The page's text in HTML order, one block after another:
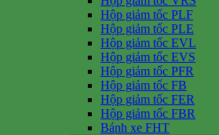
Hộp giảm tốc PLF
Hộp giảm tốc PLE
Hộp giảm tốc EVL
Hộp giảm tốc EVS
Hộp giảm tốc PFR
Hộp giảm tốc FB
Hộp giảm tốc FER
Hộp giảm tốc FBR
Bánh xe FHT